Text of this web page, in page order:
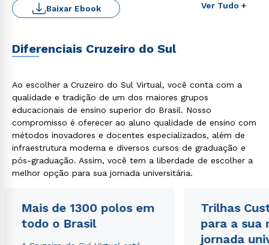
Ver Tudo +
Baixar Ebook
Diferenciais Cruzeiro do Sul
Ao escolher a Cruzeiro do Sul Virtual, você conta com a
qualidade e tradição de um dos maiores grupos
educacionais de ensino superior do Brasil. Nosso
compromisso é oferecer ao aluno qualidade de ensino com
métodos inovadores e docentes especializados, além de
infraestrutura moderna e diversos cursos de graduação e
pós-graduação. Assim, você tem a liberdade de escolher a
melhor opção para sua jornada universitária.
Mais de 1300 polos em
todo o Brasil
Trilhas
para a sua
jornada